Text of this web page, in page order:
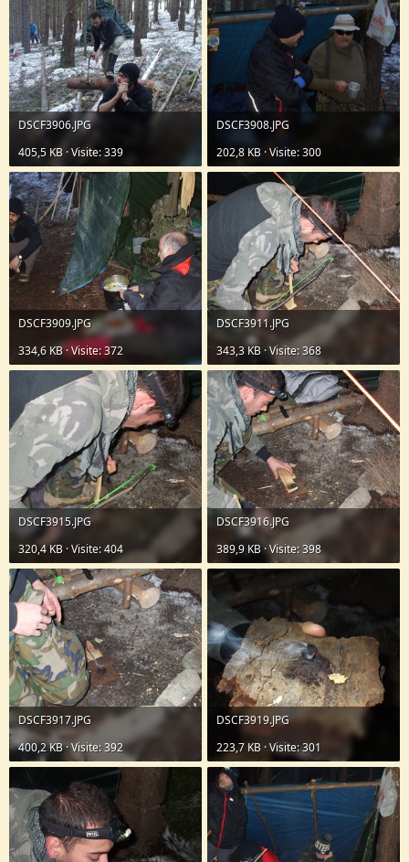
DSCF3906.JPG
405,5 KB · Visite: 339
DSCF3908.JPG
202,8 KB · Visite: 300
DSCF3909.JPG
334,6 KB · Visite: 372
DSCF3911.JPG
343,3 KB · Visite: 368
DSCF3915.JPG
320,4 KB · Visite: 404
DSCF3916.JPG
389,9 KB · Visite: 398
DSCF3917.JPG
400,2 KB · Visite: 392
DSCF3919.JPG
223,7 KB · Visite: 301